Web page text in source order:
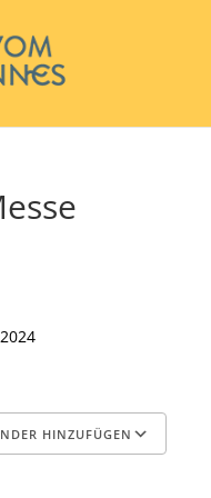
2024
HINZUFÜGEN